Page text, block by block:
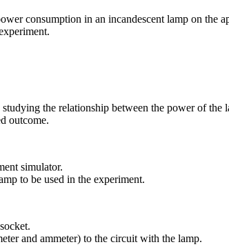
consumption in an incandescent lamp on
the relationship between the power of the
outcome.
simulator.
to be used in the experiment.
and ammeter) to the circuit with the lamp.